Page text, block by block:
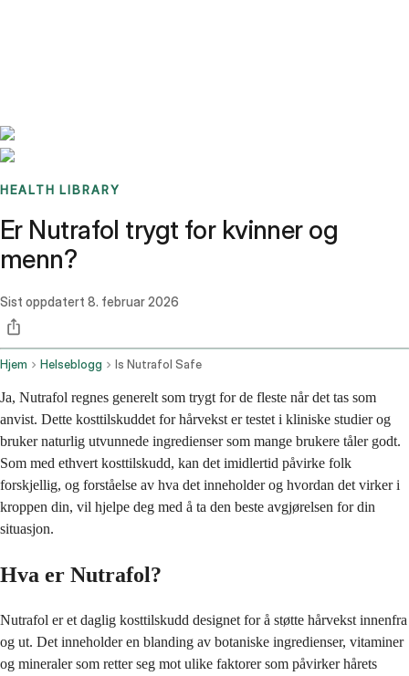
HEALTH LIBRARY
Er Nutrafol trygt for kvinner og
menn?
Sist oppdatert 8. februar 2026
Hjem Helseblogg Is Nutrafol Safe
Ja, Nutrafol regnes generelt som trygt for de fleste når det tas som
anvist. Dette kosttilskuddet for hårvekst er testet i kliniske studier og
bruker naturlig utvunnede ingredienser som mange brukere tåler godt.
Som med ethvert kosttilskudd, kan det imidlertid påvirke folk
forskjellig, og forståelse av hva det inneholder og hvordan det virker i
kroppen din, vil hjelpe deg med å ta den beste avgjørelsen for din
situasjon.
Hva er Nutrafol?
Nutrafol er et daglig kosttilskudd designet for å støtte hårvekst innenfra
og ut. Det inneholder en blanding av botaniske ingredienser, vitaminer
og mineraler som retter seg mot ulike faktorer som påvirker hårets